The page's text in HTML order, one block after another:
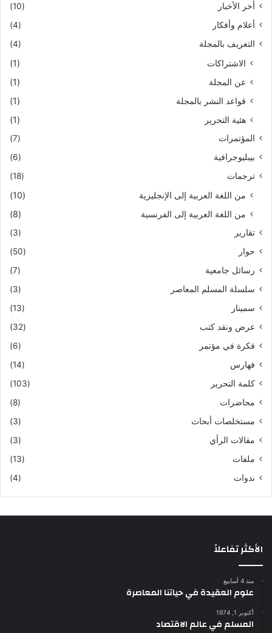
أخر الأخبار
(10)
أعلام وأفكار
(4)
التعريف بالمجلة
(4)
الاشتراكات
(1)
عن المجلة
(1)
قواعد النشر بالمجلة
(1)
هئية التحرير
(1)
المؤتمرات
(7)
بيبليوجرافية
(6)
ترجمات
(18)
من اللغة العربية إلى الإنجليزية
(10)
من اللغة العربية إلى الفرنسية
(8)
تقارير
(3)
حوار
(50)
رسائل جامعية
(7)
سلسلة المسلم المعاصر
(3)
سمينار
(13)
عرض ونقد كتب
(32)
فكرة في مؤتمر
(6)
فهارس
(14)
كلمة التحرير
(103)
محاضرات
(8)
مستخلصات أبحاث
(3)
مقالات الرأي
(3)
ملفات
(13)
ندوات
(4)
الأكثر تفاعلاً
منذ 4 أسابيع
علوم العقيدة في حياتنا المعاصرة
أكتوبر 1, 1974
المسلم في عالم الاقتصاد